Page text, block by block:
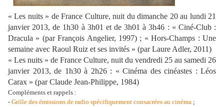
« Les nuits » de France Culture, nuit du dimanche 20 au lundi 21
janvier 2013, de 1h30 à 3h01 et de 3h01 à 3h46 : « Ciné-Club :
Dracula » (par François Angelier, 1997) ; « Hors-Champs : Une
semaine avec Raoul Ruiz et ses invités » (par Laure Adler, 2011)
« Les nuits » de France Culture, nuit du vendredi 25 au samedi 26
janvier 2013, de 1h30 à 2h26 : « Cinéma des cinéastes : Léos
Carax » (par Claude Jean-Philippe, 1984)
Compléments et rappels :
- Grille des émissions de radio spécifiquement consacrées au cinéma ;